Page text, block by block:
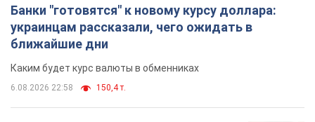
Самый дорогой футболист
"Динамо" забил "Карабаху" уже на
10-й минуте матча. Видео
Поединок проходит в Польше
6.08.2026 20:48 6,5 т.